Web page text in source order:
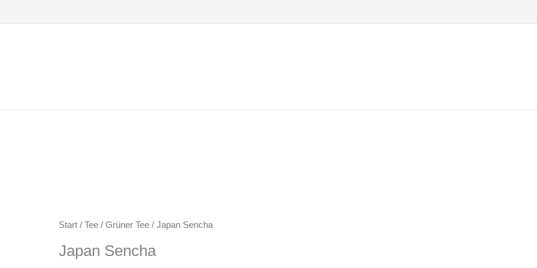
Inhalt
Start /Tee /Grüner Tee / Japan Sencha
Japan Sencha